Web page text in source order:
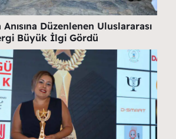
Anısına Düzenlenen Uluslararası
Büyük İlgi Gördü